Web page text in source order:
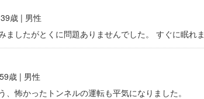
歳 | 男性
ましたがとくに問題ありませんでした。 すぐに眠れま
歳 | 男性
、怖かったトンネルの運転も平気になりました。